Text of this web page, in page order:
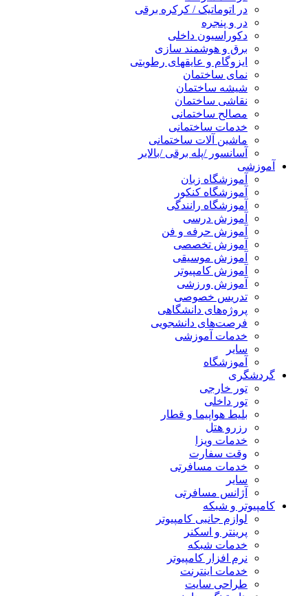
در اتوماتیک / کرکره برقی
در و پنجره
دکوراسیون داخلی
برق و هوشمند سازی
ایزوگام و عایقهای رطوبتی
نمای ساختمان
شیشه ساختمان
نقاشی ساختمان
مصالح ساختمانی
خدمات ساختمانی
ماشین آلات ساختمانی
آسانسور /پله برقی /بالابر
آموزشی
آموزشگاه زبان
آموزشگاه کنکور
آموزشگاه رانندگی
آموزش درسی
آموزش حرفه و فن
آموزش تخصصی
آموزش موسیقی
آموزش کامپیوتر
آموزش ورزشی
تدریس خصوصی
پروژه‌های دانشگاهی
فرصت‌های دانشجویی
خدمات آموزشی
سایر
آموزشگاه
گردشگری
تور خارجی
تور داخلی
بلیط هواپیما و قطار
رزرو هتل
خدمات ویزا
وقت سفارت
خدمات مسافرتی
سایر
آژانس مسافرتی
کامپیوتر و شبکه
لوازم جانبی کامپیوتر
پرینتر و اسکنر
خدمات شبکه
نرم افزار کامپیوتر
خدمات اینترنت
طراحی سایت